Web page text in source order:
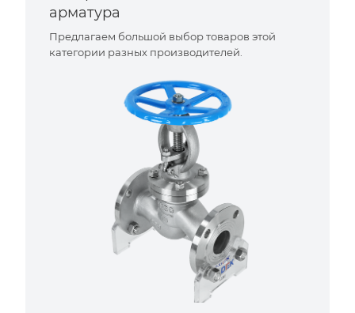
арматура
Предлагаем большой выбор товаров этой
категории разных производителей.